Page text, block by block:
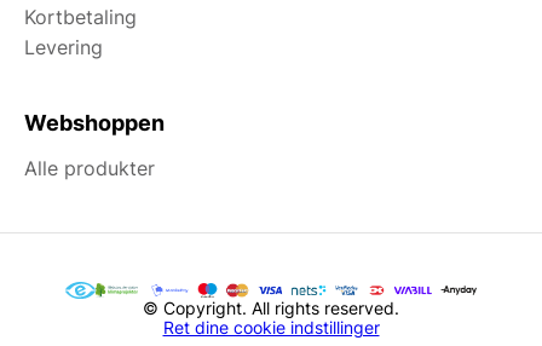
Kortbetaling
Levering
Webshoppen
Alle produkter
© Copyright. All rights reserved.
Ret dine cookie indstillinger